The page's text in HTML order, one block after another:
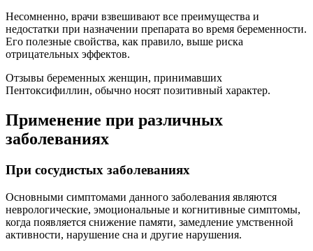
Несомненно, врачи взвешивают все преимущества и
недостатки при назначении препарата во время беременности.
Его полезные свойства, как правило, выше риска
отрицательных эффектов.
Отзывы беременных женщин, принимавших
Пентоксифиллин, обычно носят позитивный характер.
Применение при различных
заболеваниях
При сосудистых заболеваниях
Основными симптомами данного заболевания являются
неврологические, эмоциональные и когнитивные симптомы,
когда появляется снижение памяти, замедление умственной
активности, нарушение сна и другие нарушения.